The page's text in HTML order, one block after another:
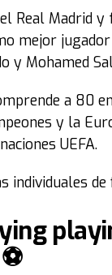
Real Madrid
mejor
y Mohamed
a 80
y la
UEFA.
individuales de
⚽️